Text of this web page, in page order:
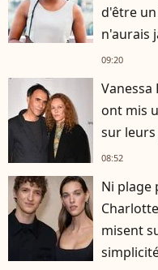
d'être
n'aurais
09:20
ont mis
sur
08:52
Ni plage
misent